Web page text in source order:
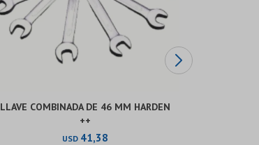
LLAVE COMBINADA DE 46 MM HARDEN
++
USD 41,38